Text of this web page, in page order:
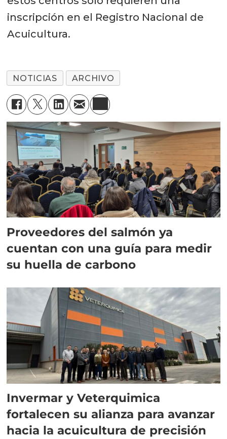
inscripción en el Registro Nacional de
Acuicultura.
NOTICIAS ARCHIVO
Proveedores del salmón ya
cuentan con una guía para medir
su huella de carbono
Invermar y Veterquimica
fortalecen su alianza para avanzar
hacia la acuicultura de precisión